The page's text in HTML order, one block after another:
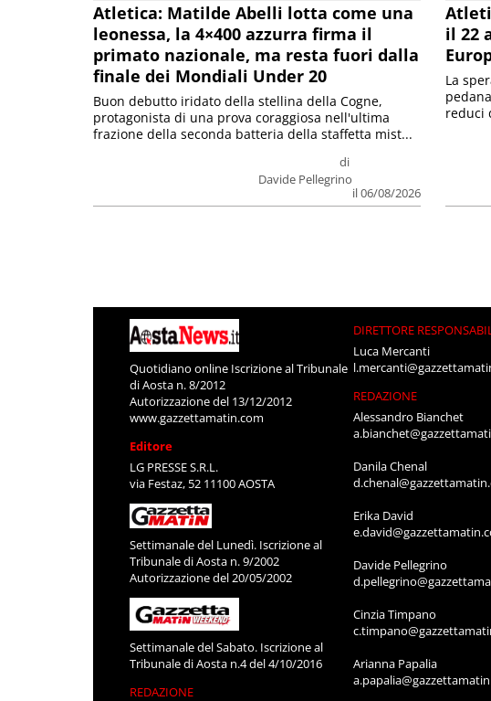
Atletica: Matilde Abelli lotta come una
leonessa, la 4×400 azzurra firma il
primato nazionale, ma resta fuori dalla
finale dei Mondiali Under 20
di
Davide Pellegrino
il 06/08/2026
Buon debutto iridato della stellina della Cogne,
protagonista di una prova coraggiosa nell'ultima
frazione della seconda batteria della staffetta mist...
il 22
La
reduci
Quotidiano online Iscrizione al Tribunale
di Aosta n. 8/2012
Autorizzazione del 13/12/2012
www.gazzettamatin.com
Editore
LG PRESSE S.R.L.
via Festaz, 52 11100 AOSTA
Settimanale del Lunedì. Iscrizione al
Tribunale di Aosta n. 9/2002
Autorizzazione del 20/05/2002
Settimanale del Sabato. Iscrizione al
Tribunale di Aosta n.4 del 4/10/2016
REDAZIONE
DIRETTORE
Luca Mercanti
REDAZIONE
Alessandro Bianchet
Danila Chenal
Erika David
Davide Pellegrino
Cinzia Timpano
Arianna Papalia